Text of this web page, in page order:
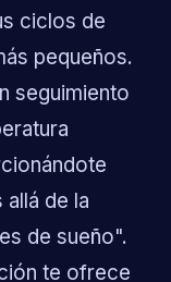
ciclos de
pequeños.
seguimiento
de la
de sueño".
te ofrece